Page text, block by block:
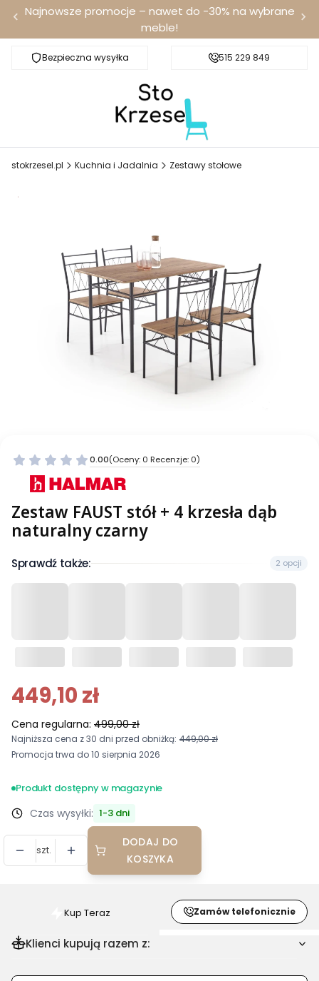
Najnowsze promocje – nawet do -30% na wybrane
meble!
Bezpieczna wysyłka Darmowa dostawa od 100 zł
515 229 849
stokrzesel.pl Kuchnia i Jadalnia Zestawy stołowe
Promocja
0.00(Oceny: 0 Recenzje: 0)
Zestaw FAUST stół + 4 krzesła dąb
naturalny czarny
Sprawdź także: 2 opcji
449,10 zł
Cena regularna: 499,00 zł
Najniższa cena z 30 dni przed obniżką: 449,00 zł
Promocja trwa do 10 sierpnia 2026
Produkt dostępny w magazynie
Czas wysyłki: 1-3 dni
szt.
DODAJ DO
KOSZYKA
Szybki
zakup
dla
produktu
Kup Teraz Zamów telefonicznie
Klienci kupują razem z: